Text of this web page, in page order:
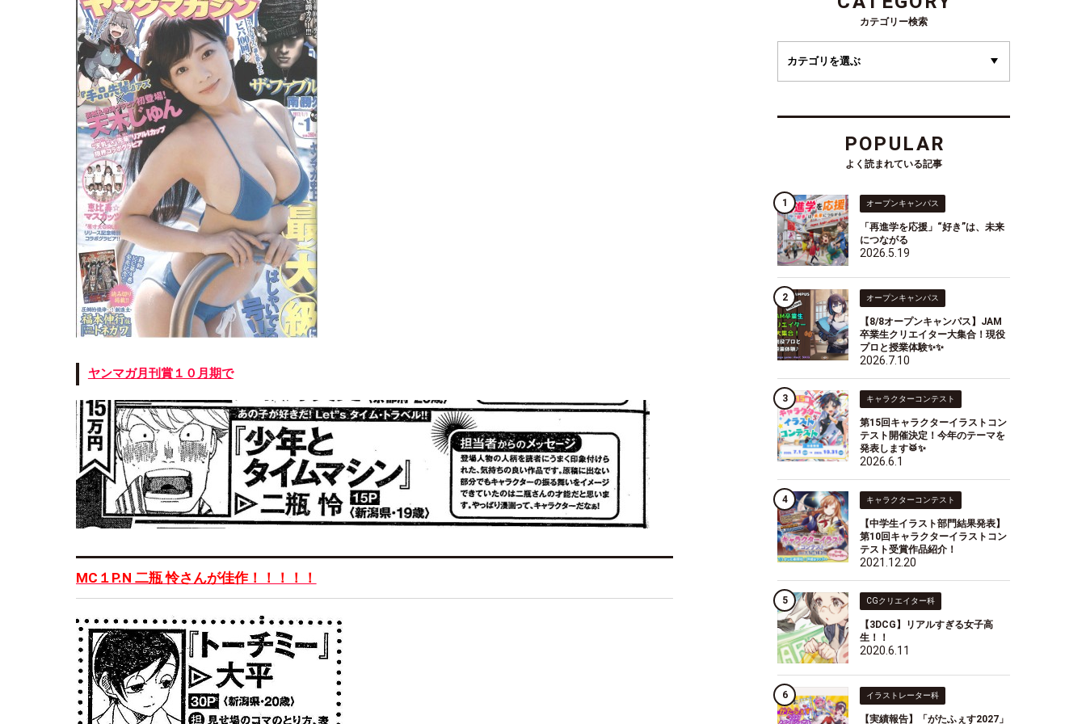
ヤンマガ月刊賞１０月期で
MC１P.N 二瓶 怜さんが佳作！！！！！
カテゴリー検索
POPULAR
よく読まれている記事
オープンキャンパス
「再進学を応援」“好き”は、未来
につながる
2026.5.19
オープンキャンパス
【8/8オープンキャンパス】JAM
卒業生クリエイター大集合！現役
プロと授業体験✨✨
2026.7.10
キャラクターコンテスト
第15回キャラクターイラストコン
テスト開催決定！今年のテーマを
発表します🥁✨
2026.6.1
キャラクターコンテスト
【中学生イラスト部門結果発表】
第10回キャラクターイラストコン
テスト受賞作品紹介！
2021.12.20
CGクリエイター科
【3DCG】リアルすぎる女子高
生！！
2020.6.11
イラストレーター科
【実績報告】「がたふぇす2027」